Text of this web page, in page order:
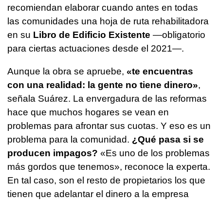
recomiendan elaborar cuando antes en todas
las comunidades una hoja de ruta rehabilitadora
en su Libro de Edificio Existente —obligatorio
para ciertas actuaciones desde el 2021—.
Aunque la obra se apruebe, «te encuentras
con una realidad: la gente no tiene dinero»,
señala Suárez. La envergadura de las reformas
hace que muchos hogares se vean en
problemas para afrontar sus cuotas. Y eso es un
problema para la comunidad. ¿Qué pasa si se
producen impagos? «Es uno de los problemas
más gordos que tenemos», reconoce la experta.
En tal caso, son el resto de propietarios los que
tienen que adelantar el dinero a la empresa